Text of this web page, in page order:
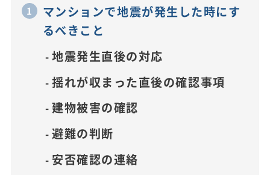
マンションで地震が発生した時にす
るべきこと
地震発生直後の対応
揺れが収まった直後の確認事項
建物被害の確認
避難の判断
安否確認の連絡